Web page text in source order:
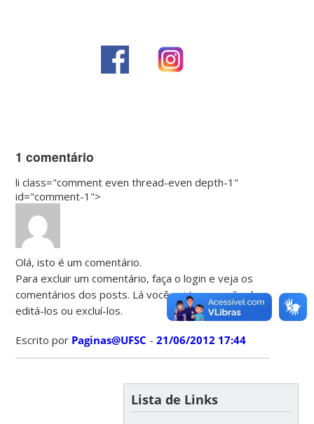
1 comentário
li class="comment even thread-even depth-1"
id="comment-1">
Olá, isto é um comentário.
Para excluir um comentário, faça o login e veja os
comentários dos posts. Lá você vai ter a opção de
editá-los ou excluí-los.
Escrito por Paginas@UFSC -21/06/2012 17:44
Lista de Links